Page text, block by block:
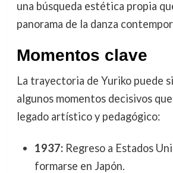
una búsqueda estética propia
panorama de la danza
Momentos clave
La trayectoria de Yuriko puede
algunos momentos decisivos
legado artístico y pedagógico:
1937:Regreso a Estados
formarse en Japón.